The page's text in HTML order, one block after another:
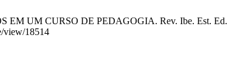
UM CURSO DE PEDAGOGIA. Rev. Ibe. Est. Ed.
view/18514